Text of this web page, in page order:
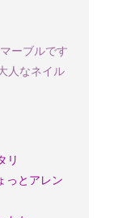
ーブルです
人なネイル
リ
っとアレン